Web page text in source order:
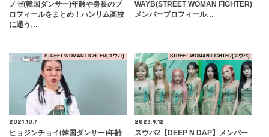
ノゼ(韓国ダンサー)年齢や身長のプ
ロフィールをまとめ！ハンリム高校
に通う…
WAYB(STREET WOMAN FIGHTER)
メンバープロフィール…
STREET WOMAN FIGHTER(スウパ)
2021.10.7
ヒョジンチョイ(韓国ダンサー)年齢
STREET WOMAN FIGHTER(スウパ)
2023.9.12
スウパ2【DEEP N DAP】メンバー